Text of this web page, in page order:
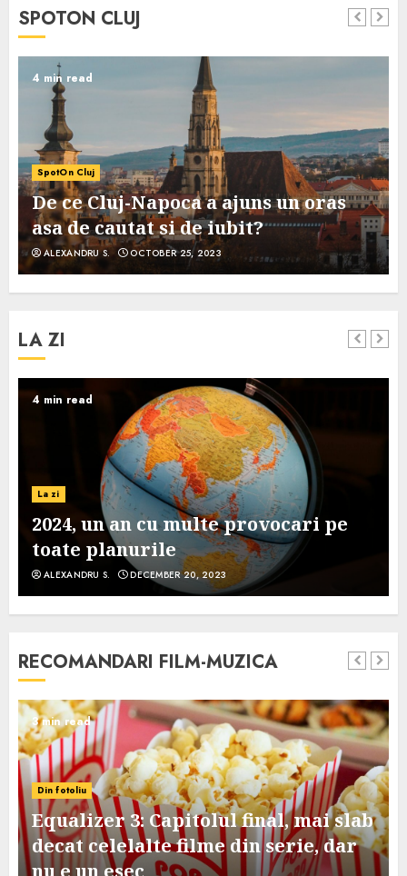
SPOTON CLUJ
4 min read
SpotOn Cluj
De ce Cluj-Napoca a ajuns un oras
asa de cautat si de iubit?
ALEXANDRU S. OCTOBER 25, 2023
LA ZI
4 min read
La zi
2024, un an cu multe provocari pe
toate planurile
ALEXANDRU S. DECEMBER 20, 2023
RECOMANDARI FILM-MUZICA
3 min read
Din fotoliu
Equalizer 3: Capitolul final, mai slab
decat celelalte filme din serie, dar
nu e un esec